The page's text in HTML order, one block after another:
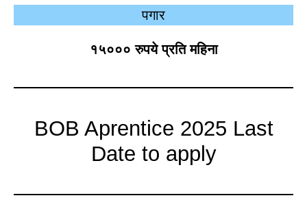
पगार
१५००० रुपये प्रति महिना
BOB Aprentice 2025 Last
Date to apply